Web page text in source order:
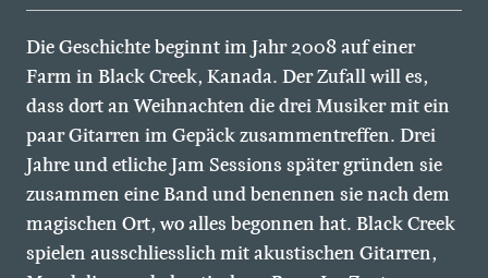
Die Geschichte beginnt im Jahr 2008 auf einer
Farm in Black Creek, Kanada. Der Zufall will es,
dass dort an Weihnachten die drei Musiker mit ein
paar Gitarren im Gepäck zusammentreffen. Drei
Jahre und etliche Jam Sessions später gründen sie
zusammen eine Band und benennen sie nach dem
magischen Ort, wo alles begonnen hat. Black Creek
spielen ausschliesslich mit akustischen Gitarren,